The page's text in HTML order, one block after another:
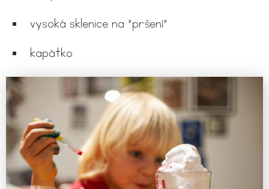
vysoká sklenice na "pršení"
kapátko